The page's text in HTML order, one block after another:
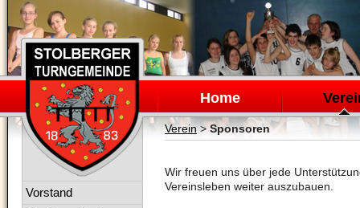
Navigation
überspringen
Home
Verein> Sponsoren
Wir freuen uns über jede
Vereinsleben weiter auszubauen.
Navigation
Vorstand